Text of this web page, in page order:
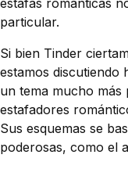
estafas románticas
particular.
Si bien Tinder
estamos discutiendo
un tema mucho más
estafadores
Sus esquemas se
poderosas, como el